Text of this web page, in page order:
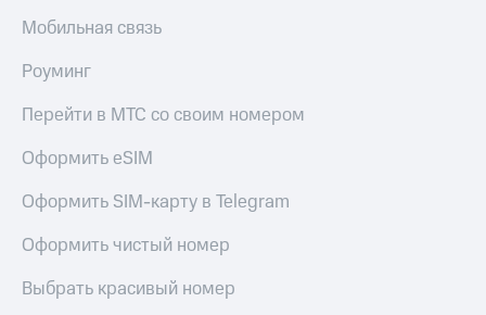
Мобильная связь
Роуминг
Перейти в МТС со своим номером
Оформить eSIM
Оформить SIM-карту в Telegram
Оформить чистый номер
Выбрать красивый номер